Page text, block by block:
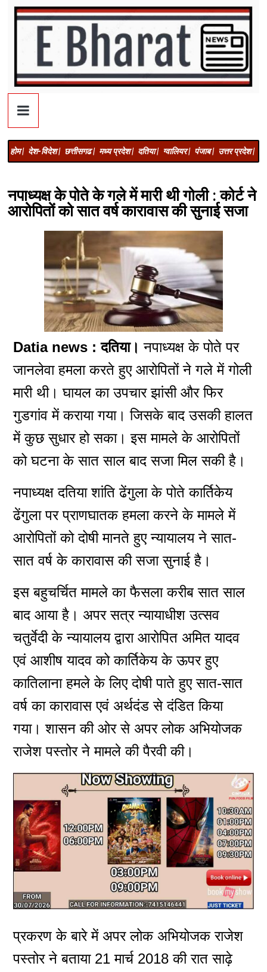
होम | देश-विदेश | छत्तीसगढ | मध्य प्रदेश | दतिया | ग्वालियर | पंजाब | उत्तर प्रदेश |
नपाध्यक्ष के पोते के गले में मारी थी गोली : कोर्ट ने
आरोपितों को सात वर्ष कारावास की सुनाई सजा
Datia news : दतिया। नपाध्यक्ष के पोते पर
जानलेवा हमला करते हुए आरोपितों ने गले में गोली
मारी थी। घायल का उपचार झांसी और फिर
गुडगांव में कराया गया। जिसके बाद उसकी हालत
में कुछ सुधार हो सका। इस मामले के आरोपितों
को घटना के सात साल बाद सजा मिल सकी है।
नपाध्यक्ष दतिया शांति ढेंगुला के पोते कार्तिकेय
ढेंगुला पर प्राणघातक हमला करने के मामले में
आरोपितों को दोषी मानते हुए न्यायालय ने सात-
सात वर्ष के कारावास की सजा सुनाई है।
इस बहुचर्चित मामले का फैसला करीब सात साल
बाद आया है। अपर सत्र न्यायाधीश उत्सव
चतुर्वेदी के न्यायालय द्वारा आरोपित अमित यादव
एवं आशीष यादव को कार्तिकेय के ऊपर हुए
कातिलाना हमले के लिए दोषी पाते हुए सात-सात
वर्ष का कारावास एवं अर्थदंड से दंडित किया
गया। शासन की ओर से अपर लोक अभियोजक
राजेश पस्तोर ने मामले की पैरवी की।
प्रकरण के बारे में अपर लोक अभियोजक राजेश
पस्तोर ने बताया 21 मार्च 2018 की रात साढ़े